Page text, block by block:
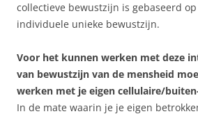
collectieve bewustzijn is gebaseerd
individuele unieke bewustzijn.
Voor het kunnen werken met deze
van bewustzijn van de mensheid
werken met je eigen cellulaire/
In de mate waarin je je eigen